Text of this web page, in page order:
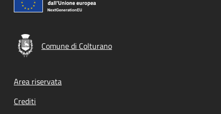
Comune di Colturano
Footer menu
Area riservata
Crediti